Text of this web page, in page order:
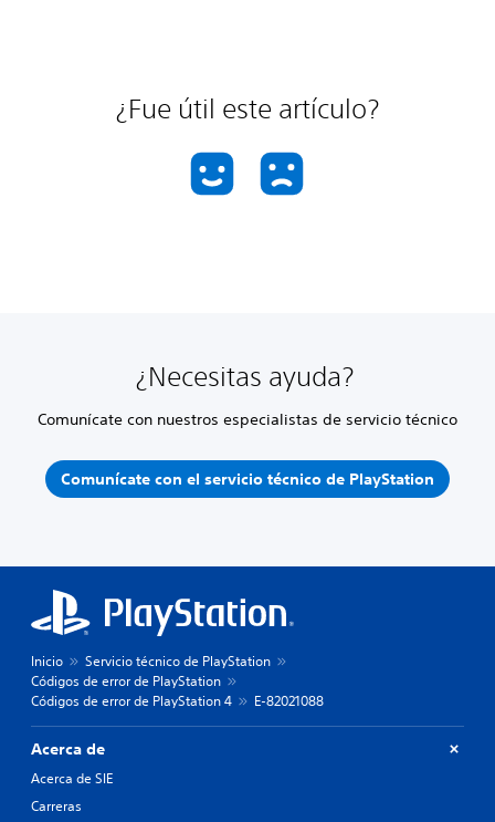
¿Fue útil este artículo?
¿Necesitas ayuda?
Comunícate con nuestros especialistas de servicio técnico
Comunícate con el servicio técnico de PlayStation
Inicio
Servicio técnico de PlayStation
Códigos de error de PlayStation
Códigos de error de PlayStation 4
E-82021088
Acerca de
Acerca de SIE
Carreras